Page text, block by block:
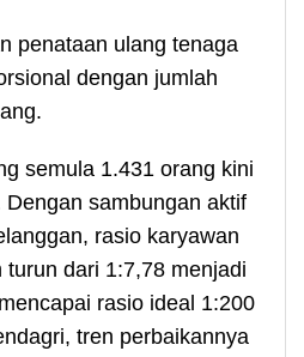
penataan ulang tenaga
dengan jumlah
semula 1.431 orang kini
sambungan aktif
rasio karyawan
dari 1:7,78 menjadi
rasio ideal 1:200
tren perbaikannya